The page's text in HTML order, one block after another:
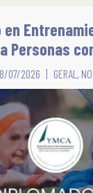
en
Personas
07/2026 GERAL ,